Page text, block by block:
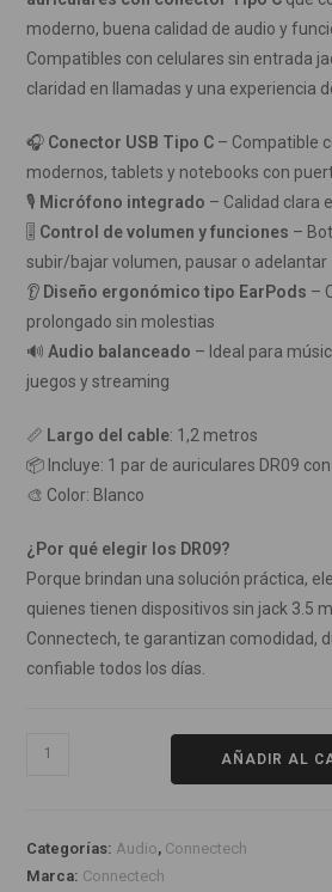
moderno, buena calidad de audio y
Compatibles con celulares sin entrada
claridad en llamadas y una experiencia
🎧 Conector USB Tipo C – Compatible
modernos, tablets y notebooks con
🎙️ Micrófono integrado – Calidad clara
🎚️ Control de volumen y funciones –
subir/bajar volumen, pausar o adelantar
👂 Diseño ergonómico tipo EarPods –
prolongado sin molestias
🔊 Audio balanceado – Ideal para
juegos y streaming
📏 Largo del cable: 1,2 metros
📦 Incluye: 1 par de auriculares DR09
🎨 Color: Blanco
¿Por qué elegir los DR09?
Porque brindan una solución práctica,
quienes tienen dispositivos sin jack 3.5
Connectech, te garantizan comodidad,
confiable todos los días.
AÑADIR AL
Categorías: Audio, Connectech
Marca: Connectech